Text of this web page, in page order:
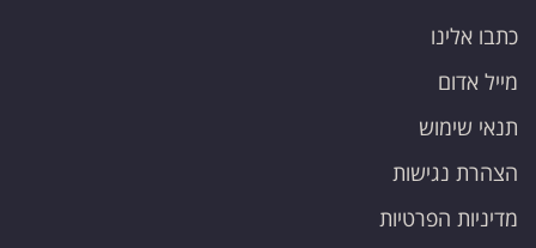
כתבו אלינו
מייל אדום
תנאי שימוש
הצהרת נגישות
מדיניות הפרטיות